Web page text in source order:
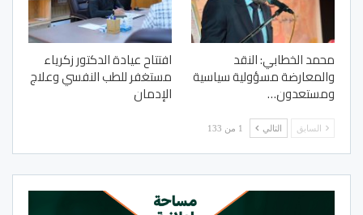
محمد الخطابي: النقد
والمعارضة مسؤولية سياسية
ومستعدون…
افتتاح عيادة الدكتور زكرياء
مستغفر للطب النفسي وعلاج
الإدمان
السابق التالي 1 من 133